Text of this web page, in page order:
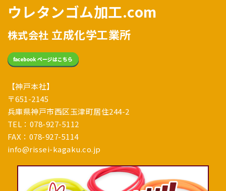
ウレタンゴム加工.com
株式会社 立成化学工業所
【神戸本社】
〒651-2145
兵庫県神戸市西区玉津町居住244-2
TEL：078-927-5112
FAX：078-927-5114
info@rissei-kagaku.co.jp